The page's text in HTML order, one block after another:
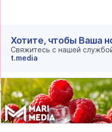
Хотите, чтобы Ваша
Свяжитесь с нашей
t.media